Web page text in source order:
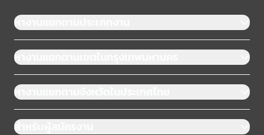
หางานแยกตามประเภทงาน
หางานแยกตามเขตในกรุงเทพมหานคร
หางานแยกตามจังหวัดในประเทศไทย
สำหรับผู้สมัครงาน